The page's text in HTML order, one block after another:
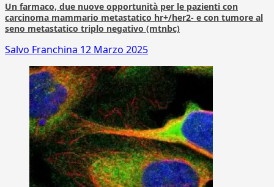
Un farmaco, due nuove opportunità per le pazienti con
carcinoma mammario metastatico hr+/her2- e con tumore al
seno metastatico triplo negativo (mtnbc)
Salvo Franchina 12 Marzo 2025